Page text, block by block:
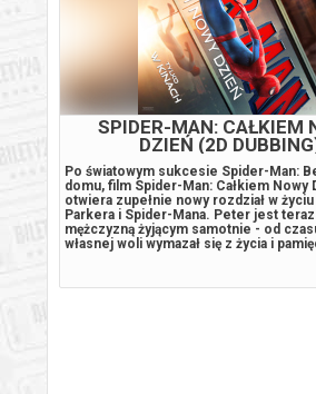
SPIDER-MAN: CAŁKIEM
DZIEŃ (2D
Po światowym sukcesie Spider-Man:
domu, film Spider-Man: Całkiem Nowy
otwiera zupełnie nowy rozdział w
Parkera i Spider-Mana. Peter jest
mężczyzną żyjącym samotnie - od
własnej woli wymazał się z życia i
których kochał. Walcząc z
Nowym Jorku, który nie zna już jego
pełni poświęcił się ochronie miasta....